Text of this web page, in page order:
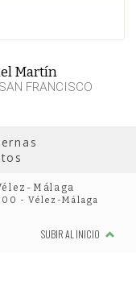
Martín
FRANCISCO
Málaga
- Vélez-Málaga
SUBIR AL INICIO